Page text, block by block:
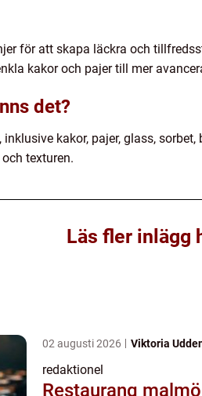
för att skapa läckra och
kakor och pajer till mer
det?
kakor, pajer, glass,
texturen.
Läs fler inlägg
02 augusti 2026 Viktoria
redaktionel
Restaurang malmö italienska